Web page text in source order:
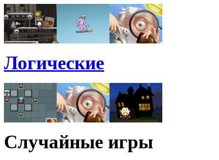
Логические
Случайные игры